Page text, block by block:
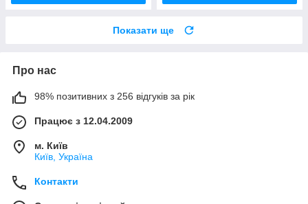
Показати ще
Про нас
98% позитивних з 256 відгуків за рік
Працює з 12.04.2009
м. Київ
Київ, Україна
Контакти